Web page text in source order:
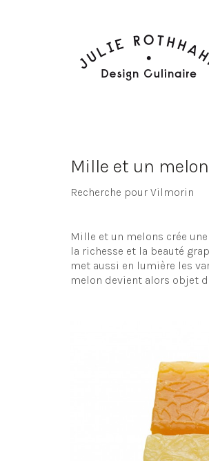
Mille et un melon
Recherche pour Vilmorin
Mille et un melons crée
la richesse et la beauté
met aussi en lumière les
melon devient alors objet